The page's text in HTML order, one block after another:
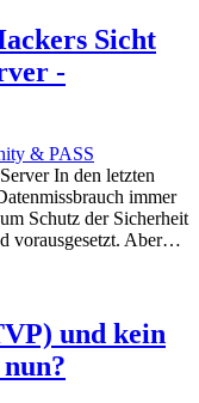
Sicht
-
& PASS
In den letzten
immer
Schutz der Sicherheit
vorausgesetzt. Aber…
und kein